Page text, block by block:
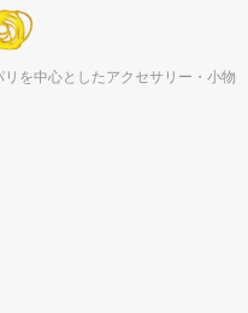
を中心としたアクセサリー・小物